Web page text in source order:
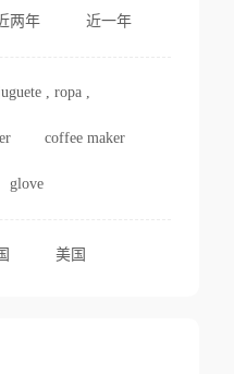
两年 近一年
, ropa , perfume
coffee maker
glove
美国